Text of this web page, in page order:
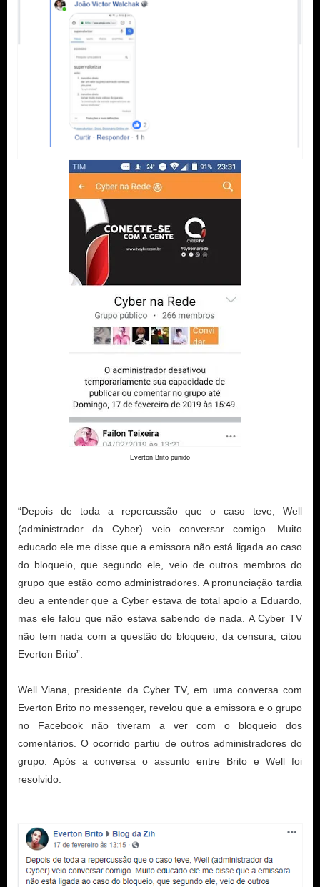
Everton Brito punido
“Depois de toda a repercussão que o caso teve, Well
(administrador da Cyber) veio conversar comigo. Muito
educado ele me disse que a emissora não está ligada ao caso
do bloqueio, que segundo ele, veio de outros membros do
grupo que estão como administradores. A pronunciação tardia
deu a entender que a Cyber estava de total apoio a Eduardo,
mas ele falou que não estava sabendo de nada. A Cyber TV
não tem nada com a questão do bloqueio, da censura, citou
Everton Brito”.
Well Viana, presidente da Cyber TV, em uma conversa com
Everton Brito no messenger, revelou que a emissora e o grupo
no Facebook não tiveram a ver com o bloqueio dos
comentários. O ocorrido partiu de outros administradores do
grupo. Após a conversa o assunto entre Brito e Well foi
resolvido.